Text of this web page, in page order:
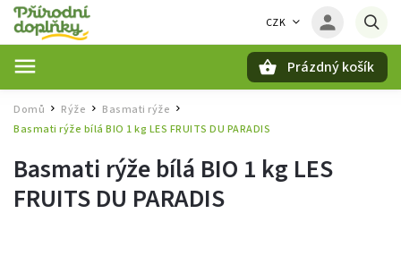
CZK
Prázdný košík
Domů / Rýže / Basmati rýže /
Basmati rýže bílá BIO 1 kg LES FRUITS DU PARADIS
Basmati rýže bílá BIO 1 kg LES
FRUITS DU PARADIS